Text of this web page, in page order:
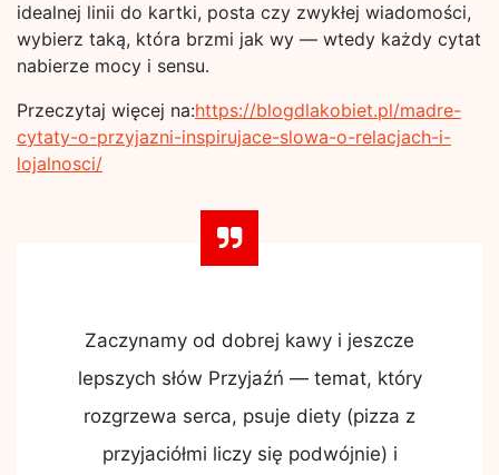
idealnej linii do kartki, posta czy zwykłej wiadomości,
wybierz taką, która brzmi jak wy — wtedy każdy cytat
nabierze mocy i sensu.
Przeczytaj więcej na:https://blogdlakobiet.pl/madre-
cytaty-o-przyjazni-inspirujace-slowa-o-relacjach-i-
lojalnosci/
Zaczynamy od dobrej kawy i jeszcze
lepszych słów Przyjaźń — temat, który
rozgrzewa serca, psuje diety (pizza z
przyjaciółmi liczy się podwójnie) i